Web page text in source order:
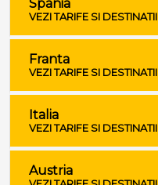
Spania
VEZI TARIFE SI DESTINATII
Franta
VEZI TARIFE SI DESTINATII
Italia
VEZI TARIFE SI DESTINATII
Austria